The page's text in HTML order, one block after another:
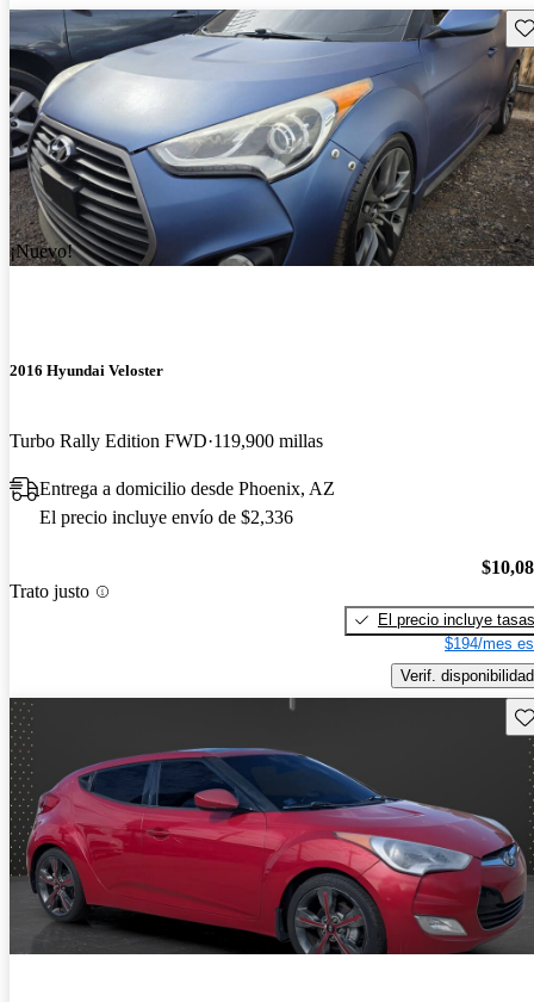
¡Nuevo!
2016 Hyundai Veloster
Turbo Rally Edition FWD 119,900 millas
Entrega a domicilio desde Phoenix, AZ
El precio incluye envío de $2,336
Trato justo
El precio incluye tasas
$194/mes
Verif. disponibilidad